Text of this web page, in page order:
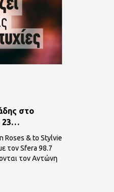
στο
Sfera 98,7.
Roses & to Stylvie
τον Sfera 98.7
τον Αντώνη